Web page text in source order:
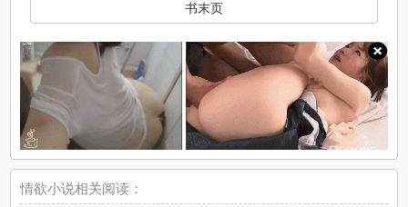
书末页
情欲小说相关阅读：